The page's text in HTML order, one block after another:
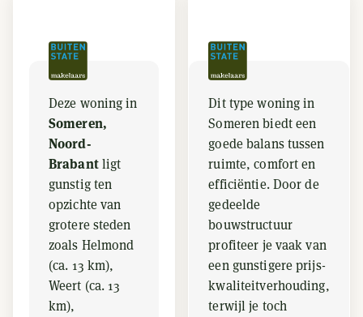
Deze woning in
Someren,
Noord-
Brabantligt
gunstig ten
opzichte van
grotere steden
zoals Helmond
(ca. 13 km),
Weert (ca. 13
km),
Dit type woning in
Someren biedt een
goede balans tussen
ruimte, comfort en
efficiëntie. Door de
gedeelde
bouwstructuur
profiteer je vaak van
een gunstigere prijs-
kwaliteitverhouding,
terwijl je toch